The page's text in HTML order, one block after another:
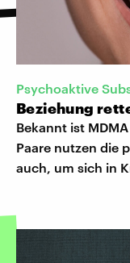
Psychoaktive
Beziehung
Bekannt ist
Paare nutzen die
auch, um sich in